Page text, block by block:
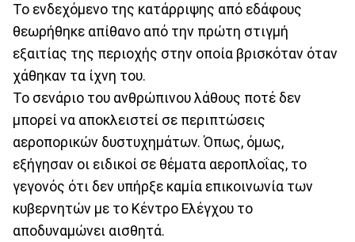
Το ενδεχόμενο της κατάρριψης από εδάφους
θεωρήθηκε απίθανο από την πρώτη στιγμή
εξαιτίας της περιοχής στην οποία βρισκόταν όταν
χάθηκαν τα ίχνη του.
Το σενάριο του ανθρώπινου λάθους ποτέ δεν
μπορεί να αποκλειστεί σε περιπτώσεις
αεροπορικών δυστυχημάτων. Όπως, όμως,
εξήγησαν οι ειδικοί σε θέματα αεροπλοΐας, το
γεγονός ότι δεν υπήρξε καμία επικοινωνία των
κυβερνητών με το Κέντρο Ελέγχου το
αποδυναμώνει αισθητά.